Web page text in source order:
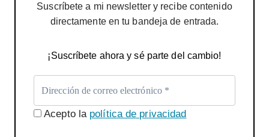
Suscríbete a mi newsletter y recibe contenido
directamente en tu bandeja de entrada.
¡Suscríbete ahora y sé parte del cambio!
Acepto la política de privacidad